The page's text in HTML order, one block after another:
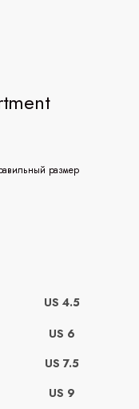
размер
US 4.5
US 6
US 7.5
US 9